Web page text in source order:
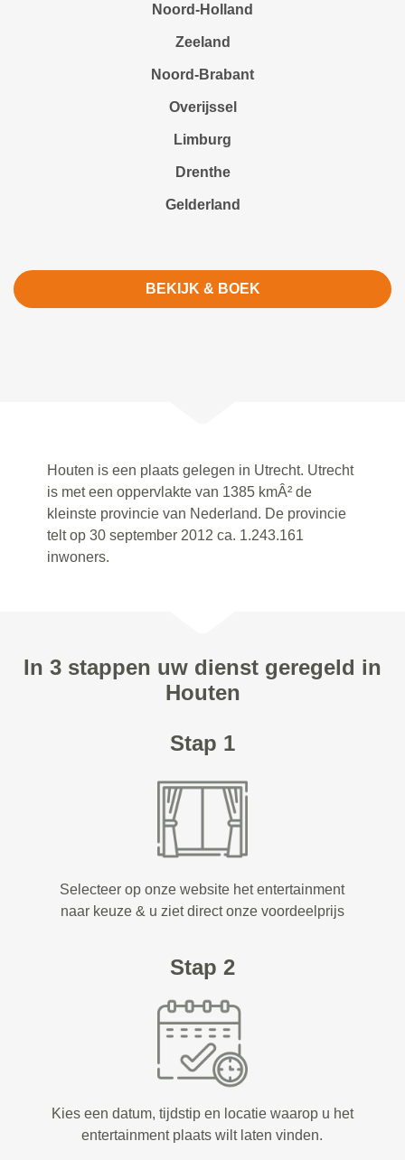
Noord-Holland
Zeeland
Noord-Brabant
Overijssel
Limburg
Drenthe
Gelderland
BEKIJK & BOEK
Houten is een plaats gelegen in Utrecht. Utrecht
is met een oppervlakte van 1385 kmÂ² de
kleinste provincie van Nederland. De provincie
telt op 30 september 2012 ca. 1.243.161
inwoners.
In 3 stappen uw dienst geregeld in
Houten
Stap 1
Selecteer op onze website het entertainment
naar keuze & u ziet direct onze voordeelprijs
Stap 2
Kies een datum, tijdstip en locatie waarop u het
entertainment plaats wilt laten vinden.